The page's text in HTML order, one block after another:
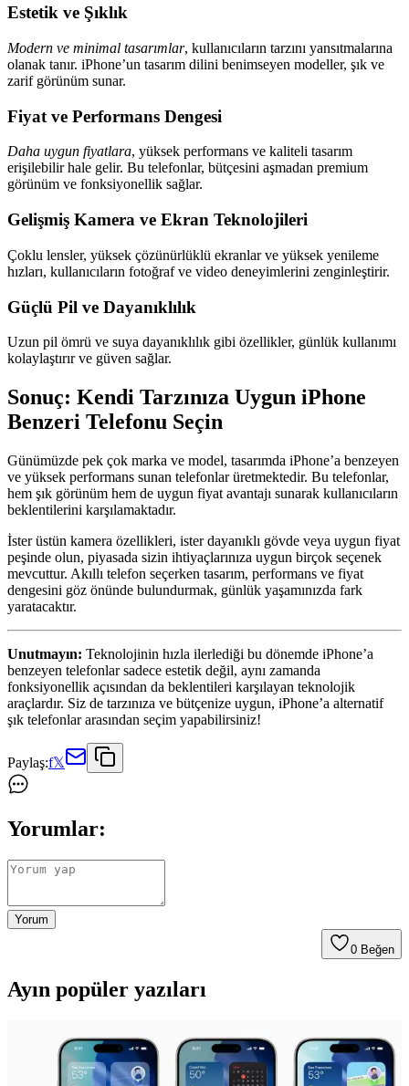
Estetik ve Şıklık
Modern ve minimal tasarımlar, kullanıcıların tarzını yansıtmalarına
olanak tanır. iPhone’un tasarım dilini benimseyen modeller, şık ve
zarif görünüm sunar.
Fiyat ve Performans Dengesi
Daha uygun fiyatlara, yüksek performans ve kaliteli tasarım
erişilebilir hale gelir. Bu telefonlar, bütçesini aşmadan premium
görünüm ve fonksiyonellik sağlar.
Gelişmiş Kamera ve Ekran Teknolojileri
Çoklu lensler, yüksek çözünürlüklü ekranlar ve yüksek yenileme
hızları, kullanıcıların fotoğraf ve video deneyimlerini zenginleştirir.
Güçlü Pil ve Dayanıklılık
Uzun pil ömrü ve suya dayanıklılık gibi özellikler, günlük kullanımı
kolaylaştırır ve güven sağlar.
Sonuç: Kendi Tarzınıza Uygun iPhone
Benzeri Telefonu Seçin
Günümüzde pek çok marka ve model, tasarımda iPhone’a benzeyen
ve yüksek performans sunan telefonlar üretmektedir. Bu telefonlar,
hem şık görünüm hem de uygun fiyat avantajı sunarak kullanıcıların
beklentilerini karşılamaktadır.
İster üstün kamera özellikleri, ister dayanıklı gövde veya uygun fiyat
peşinde olun, piyasada sizin ihtiyaçlarınıza uygun birçok seçenek
mevcuttur. Akıllı telefon seçerken tasarım, performans ve fiyat
dengesini göz önünde bulundurmak, günlük yaşamınızda fark
yaratacaktır.
Unutmayın: Teknolojinin hızla ilerlediği bu dönemde iPhone’a
benzeyen telefonlar sadece estetik değil, aynı zamanda
fonksiyonellik açısından da beklentileri karşılayan teknolojik
araçlardır. Siz de tarzınıza ve bütçenize uygun, iPhone’a alternatif
şık telefonlar arasından seçim yapabilirsiniz!
Paylaş:f𝕏
Yorumlar:
Yorum
0 Beğen
Ayın popüler yazıları